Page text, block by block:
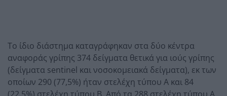
Το ίδιο διάστημα καταγράφηκαν στα δύο κέντρα
αναφοράς γρίπης 374 δείγματα θετικά για ιούς γρίπης
(δείγματα sentinel και νοσοκομειακά δείγματα), εκ των
οποίων 290 (77,5%) ήταν στελέχη τύπου Α και 84